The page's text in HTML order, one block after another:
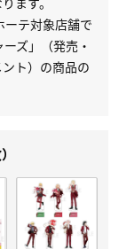
テ対象店舗で
ズ」（発売・
ト）の商品の